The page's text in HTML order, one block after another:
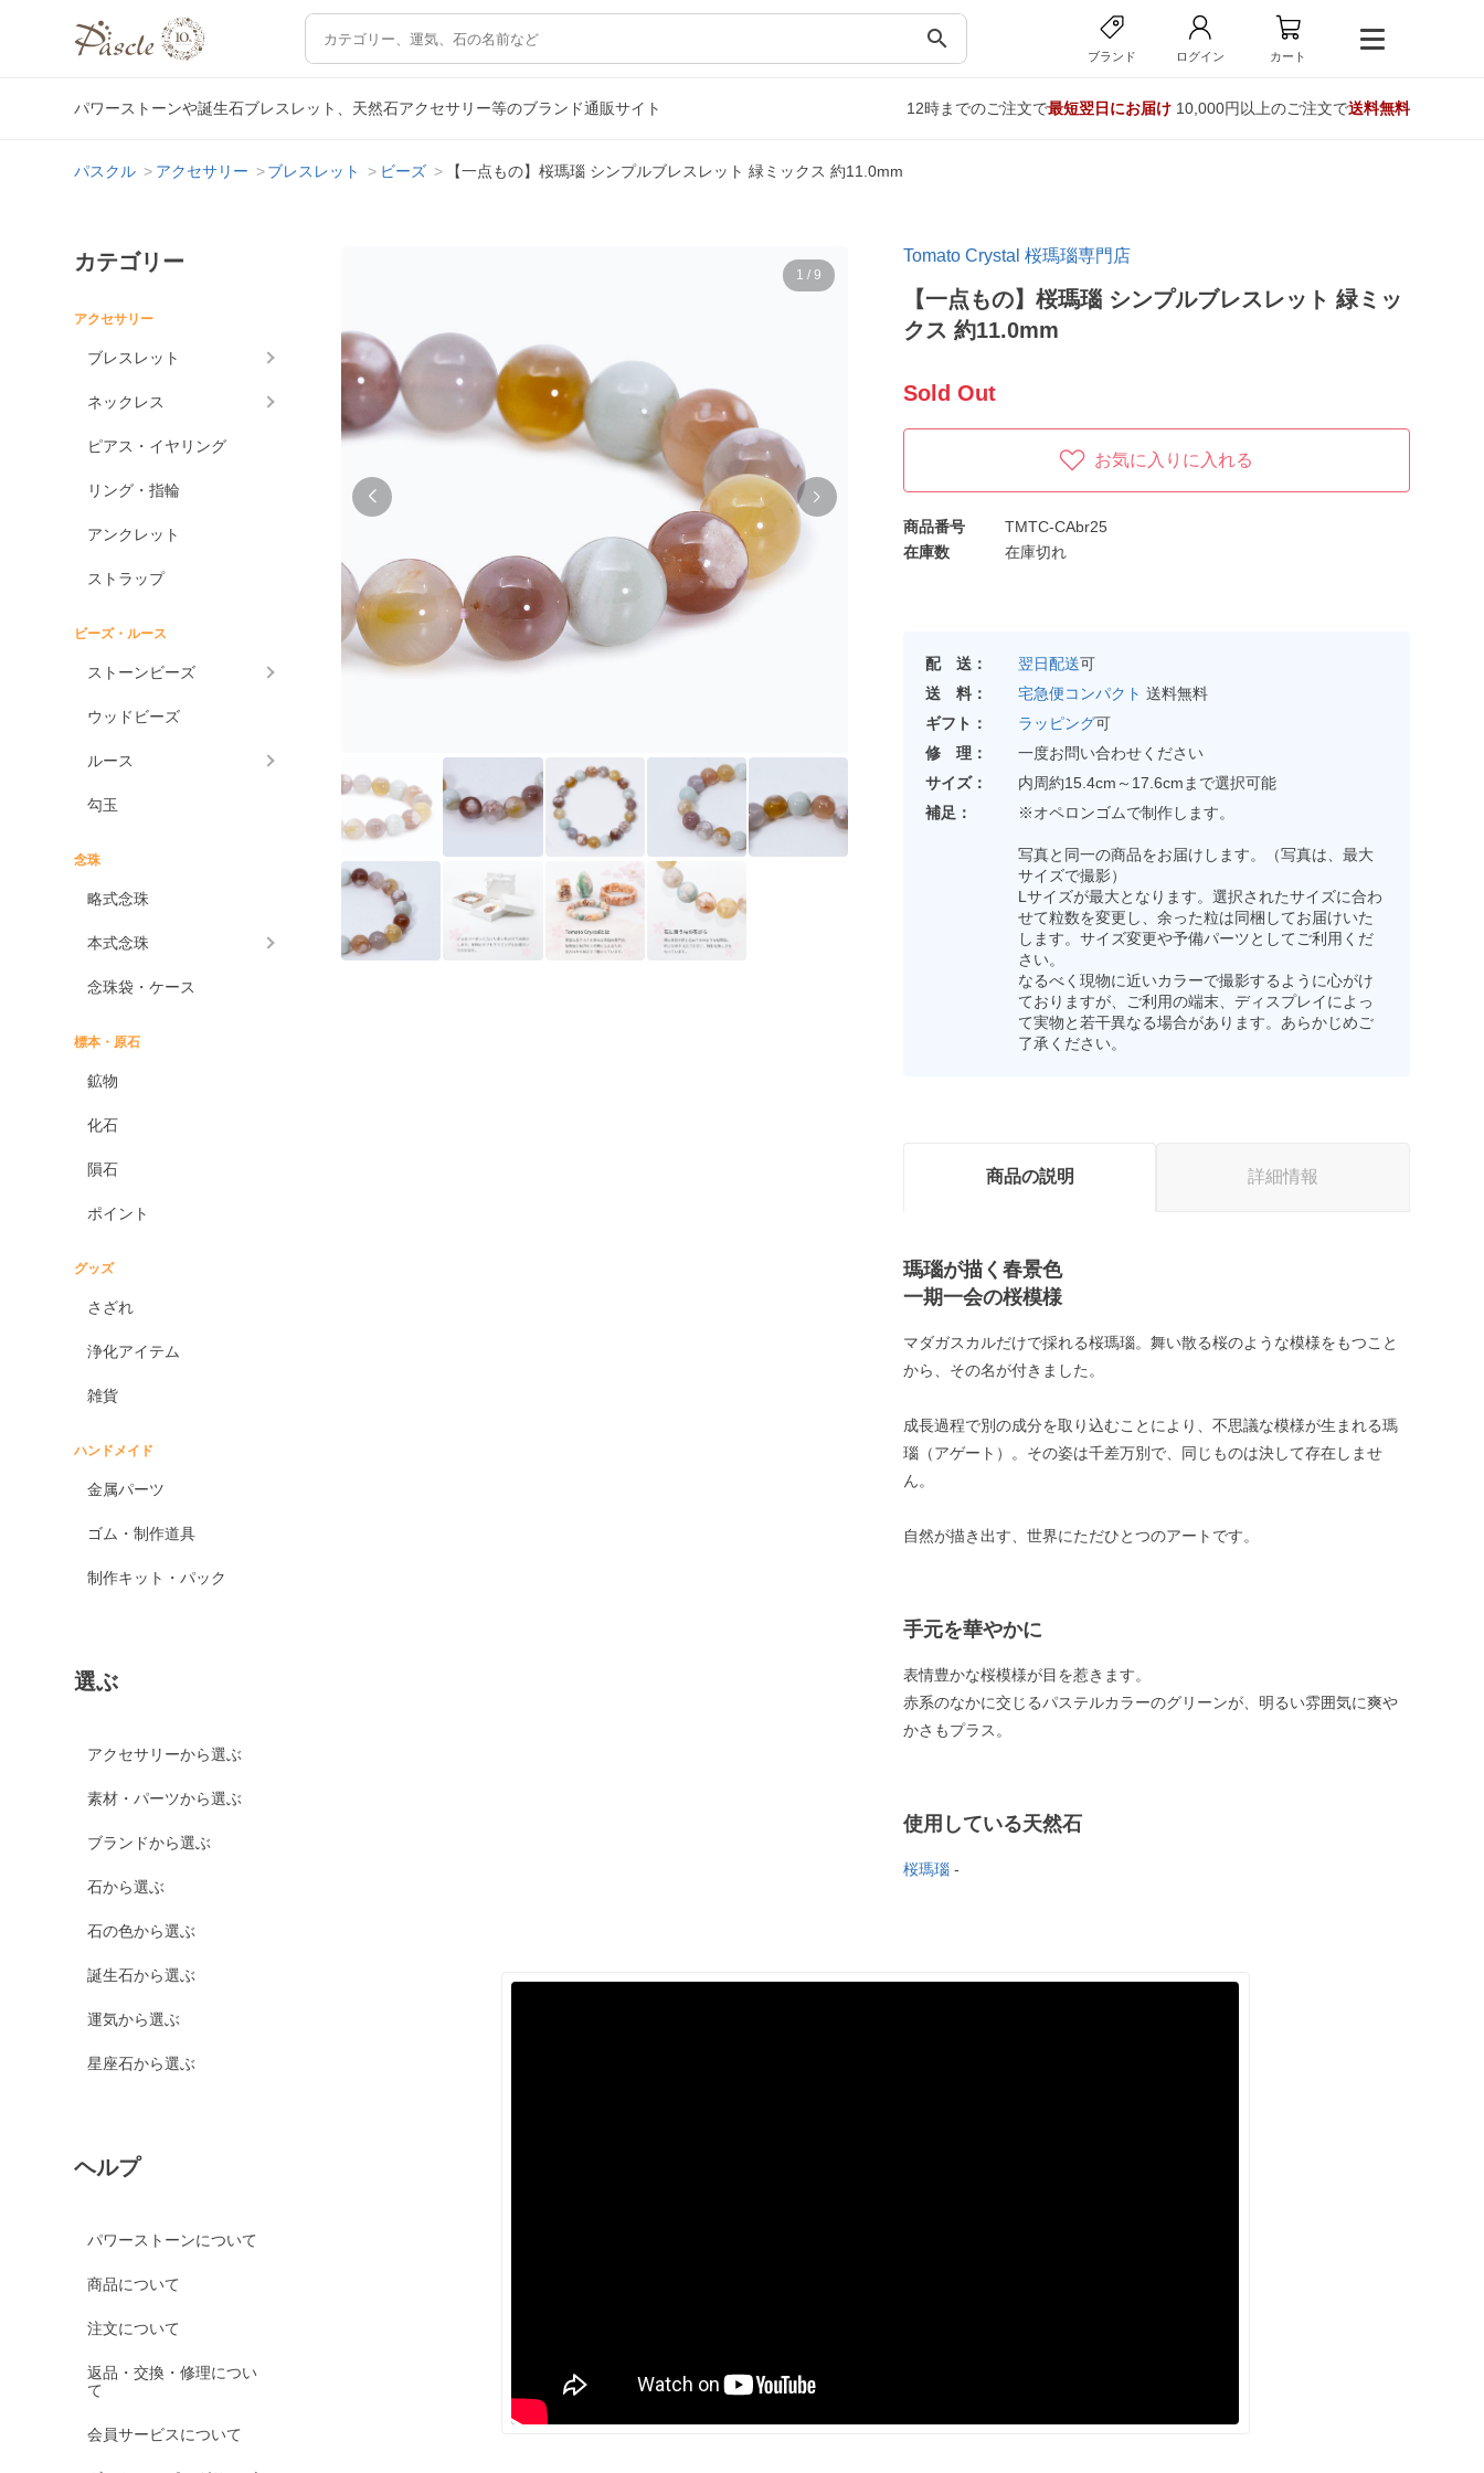
search
ブランド ログイン カート
パワーストーンや誕生石ブレスレット、天然石アクセサリー等のブランド通販サイト 12時までのご注文で最短翌日にお届け10,000円以上のご注文で送料無料
パスクル アクセサリー ブレスレット ビーズ 【一点もの】桜瑪瑙 シンプルブレスレット 緑ミックス 約11.0mm
カテゴリー
アクセサリー
ブレスレット
ネックレス
ピアス・イヤリング
リング・指輪
アンクレット
ストラップ
ビーズ・ルース
ストーンビーズ
ウッドビーズ
ルース
勾玉
念珠
略式念珠
本式念珠
念珠袋・ケース
標本・原石
鉱物
化石
隕石
ポイント
グッズ
さざれ
浄化アイテム
雑貨
ハンドメイド
金属パーツ
ゴム・制作道具
制作キット・パック
選ぶ
アクセサリーから選ぶ
素材・パーツから選ぶ
ブランドから選ぶ
石から選ぶ
石の色から選ぶ
誕生石から選ぶ
運気から選ぶ
星座石から選ぶ
ヘルプ
パワーストーンについて
商品について
注文について
返品・交換・修理につい
て
会員サービスについて
1 / 9
Tomato Crystal 桜瑪瑙専門店
【一点もの】桜瑪瑙 シンプルブレスレット 緑ミッ
クス 約11.0mm
Sold Out
お気に入りに入れる
商品番号
TMTC-CAbr25
在庫数
在庫切れ
配 送： 翌日配送可
送 料：
宅急便コンパクト 送料無料
ギフト：
ラッピング可
修 理：
一度お問い合わせください
サイズ：
内周約15.4cm～17.6cmまで選択可能
補足：
※オペロンゴムで制作します。
写真と同一の商品をお届けします。（写真は、最大
サイズで撮影）
Lサイズが最大となります。選択されたサイズに合わ
せて粒数を変更し、余った粒は同梱してお届けいた
します。サイズ変更や予備パーツとしてご利用くだ
さい。
なるべく現物に近いカラーで撮影するように心がけ
ておりますが、ご利用の端末、ディスプレイによっ
て実物と若干異なる場合があります。あらかじめご
了承ください。
商品の説明 詳細情報
瑪瑙が描く春景色
一期一会の桜模様
マダガスカルだけで採れる桜瑪瑙。舞い散る桜のような模様をもつこと
から、その名が付きました。
成長過程で別の成分を取り込むことにより、不思議な模様が生まれる瑪
瑙（アゲート）。その姿は千差万別で、同じものは決して存在しませ
ん。
自然が描き出す、世界にただひとつのアートです。
手元を華やかに
表情豊かな桜模様が目を惹きます。
赤系のなかに交じるパステルカラーのグリーンが、明るい雰囲気に爽や
かさもプラス。
使用している天然石
桜瑪瑙-